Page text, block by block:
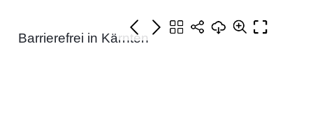
Barrierefrei in Kärnten